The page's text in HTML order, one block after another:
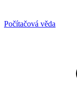
Počítačová věda